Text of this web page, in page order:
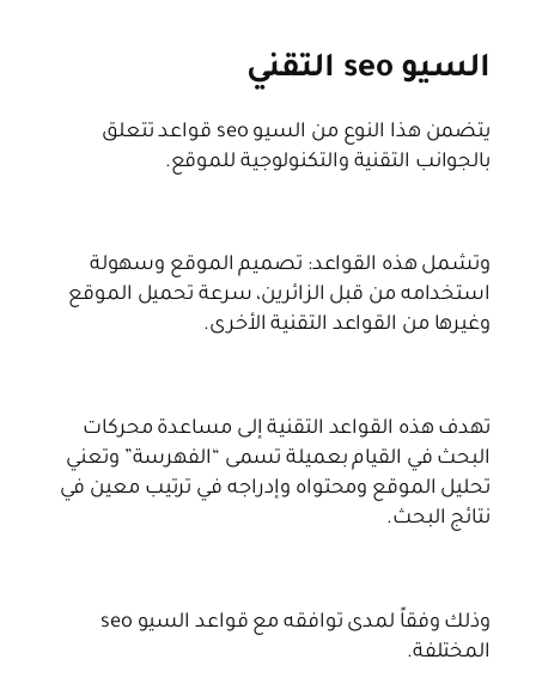
السيو seo التقني
يتضمن هذا النوع من السيو seo قواعد تتعلق
بالجوانب التقنية والتكنولوجية للموقع.
وتشمل هذه القواعد: تصميم الموقع وسهولة
استخدامه من قبل الزائرين، سرعة تحميل الموقع
وغيرها من القواعد التقنية الأخرى.
تهدف هذه القواعد التقنية إلى مساعدة محركات
البحث في القيام بعميلة تسمى “الفهرسة” وتعني
تحليل الموقع ومحتواه وإدراجه في ترتيب معين في
نتائج البحث.
وذلك وفقاً لمدى توافقه مع قواعد السيو seo
المختلفة.